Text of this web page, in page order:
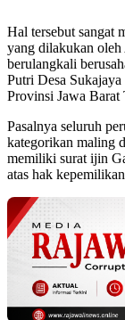
Hal tersebut sangat
yang dilakukan
berulangkali
Putri Desa
Provinsi Jawa Barat
Pasalnya seluruh
kategorikan maling
memiliki surat ijin
atas hak